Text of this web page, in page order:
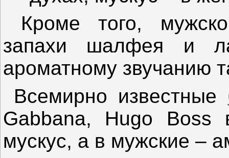
Кроме того,
запахи шалфея и
ароматному звучанию
Всемирно известные
Gabbana, Hugo Boss
мускус, а в мужские –